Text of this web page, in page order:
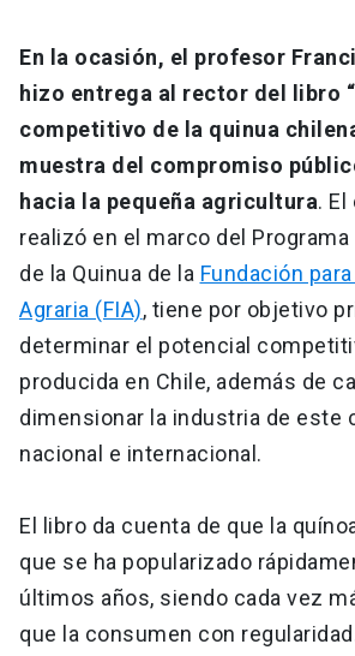
En la ocasión, el profesor
hizo entrega al rector del libro
competitivo de la quinua
muestra del compromiso
hacia la pequeña agricultura.
realizó en el marco del
de la Quinua de la Fundación
Agraria (FIA), tiene por objetivo
determinar el potencial
producida en Chile, además de
dimensionar la industria de este
nacional e internacional.
El libro da cuenta de que la
que se ha popularizado
últimos años, siendo cada vez
que la consumen con